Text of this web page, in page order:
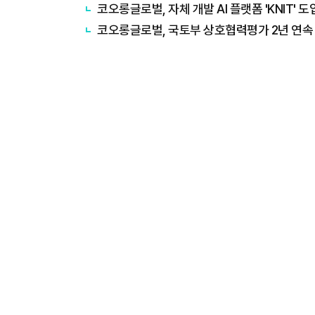
코오롱글로벌, 자체 개발 AI 플랫폼 'KNIT' 도
코오롱글로벌, 국토부 상호협력평가 2년 연